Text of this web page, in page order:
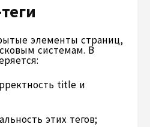
элементы страниц,
системам. В
title и
этих тегов;